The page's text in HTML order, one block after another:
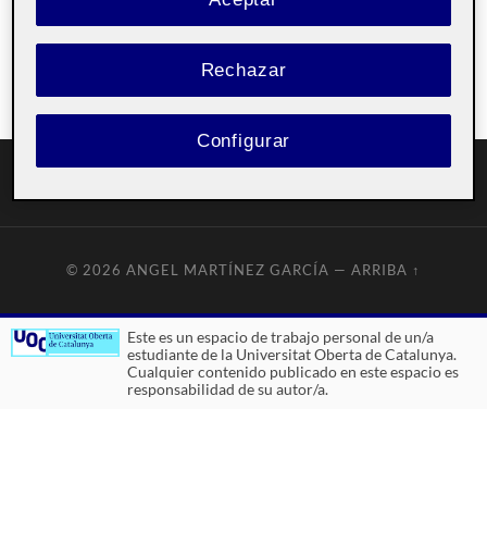
Privada
© 2026 ANGEL MARTÍNEZ GARCÍA — ARRIBA ↑
Este es un espacio de trabajo personal de un/a
estudiante de la Universitat Oberta de Catalunya.
Cualquier contenido publicado en este espacio es
responsabilidad de su autor/a.
Rechazar
Configurar